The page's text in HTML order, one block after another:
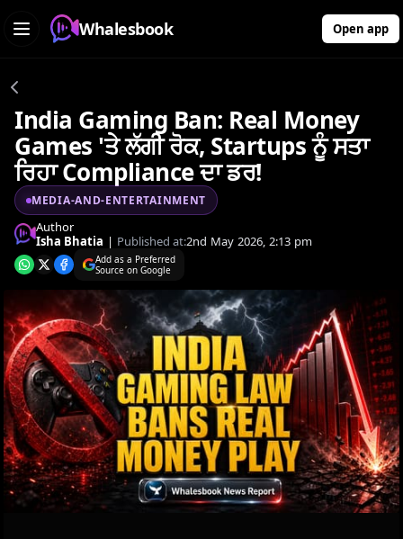
Whalesbook Open app
India Gaming Ban: Real Money
Games 'ਤੇ ਲੱਗੀ ਰੋਕ, Startups ਨੂੰ ਸਤਾ
ਰਿਹਾ Compliance ਦਾ ਡਰ!
MEDIA-AND-ENTERTAINMENT
Author
Isha Bhatia | Published at:2nd May 2026, 2:13 pm
Add as a Preferred
Source on Google